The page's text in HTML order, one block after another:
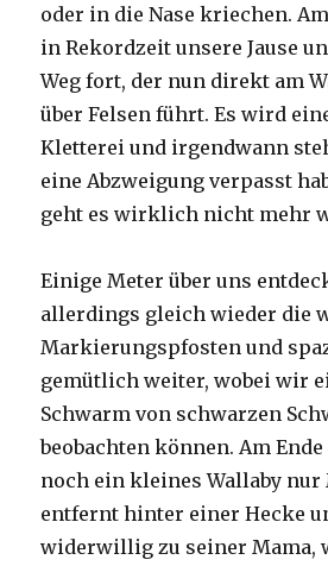
oder in die Nase kriechen.
in Rekordzeit unsere Jause
Weg fort, der nun direkt am
über Felsen führt. Es wird
Kletterei und irgendwann
eine Abzweigung verpasst
geht es wirklich nicht mehr
Einige Meter über uns
allerdings gleich wieder die
Markierungspfosten und
gemütlich weiter, wobei wir
Schwarm von schwarzen
beobachten können. Am
noch ein kleines Wallaby nur
entfernt hinter einer Hecke
widerwillig zu seiner Mama,